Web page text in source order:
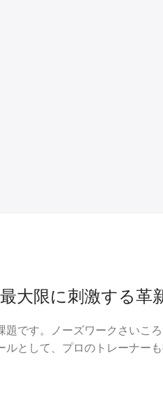
大限に刺激する革
です。ノーズワークさいこ
として、プロのトレーナー